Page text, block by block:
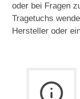
oder bei Fragen
Tragetuchs
Hersteller oder